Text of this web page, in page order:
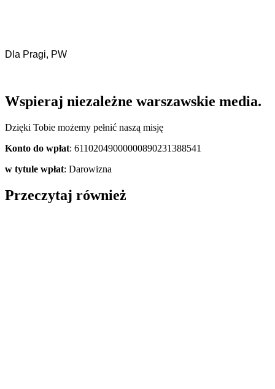
Dla Pragi, PW
Wspieraj niezależne warszawskie media.
Dzięki Tobie możemy pełnić naszą misję
Konto do wpłat: 61102049000000890231388541
w tytule wpłat: Darowizna
Przeczytaj również